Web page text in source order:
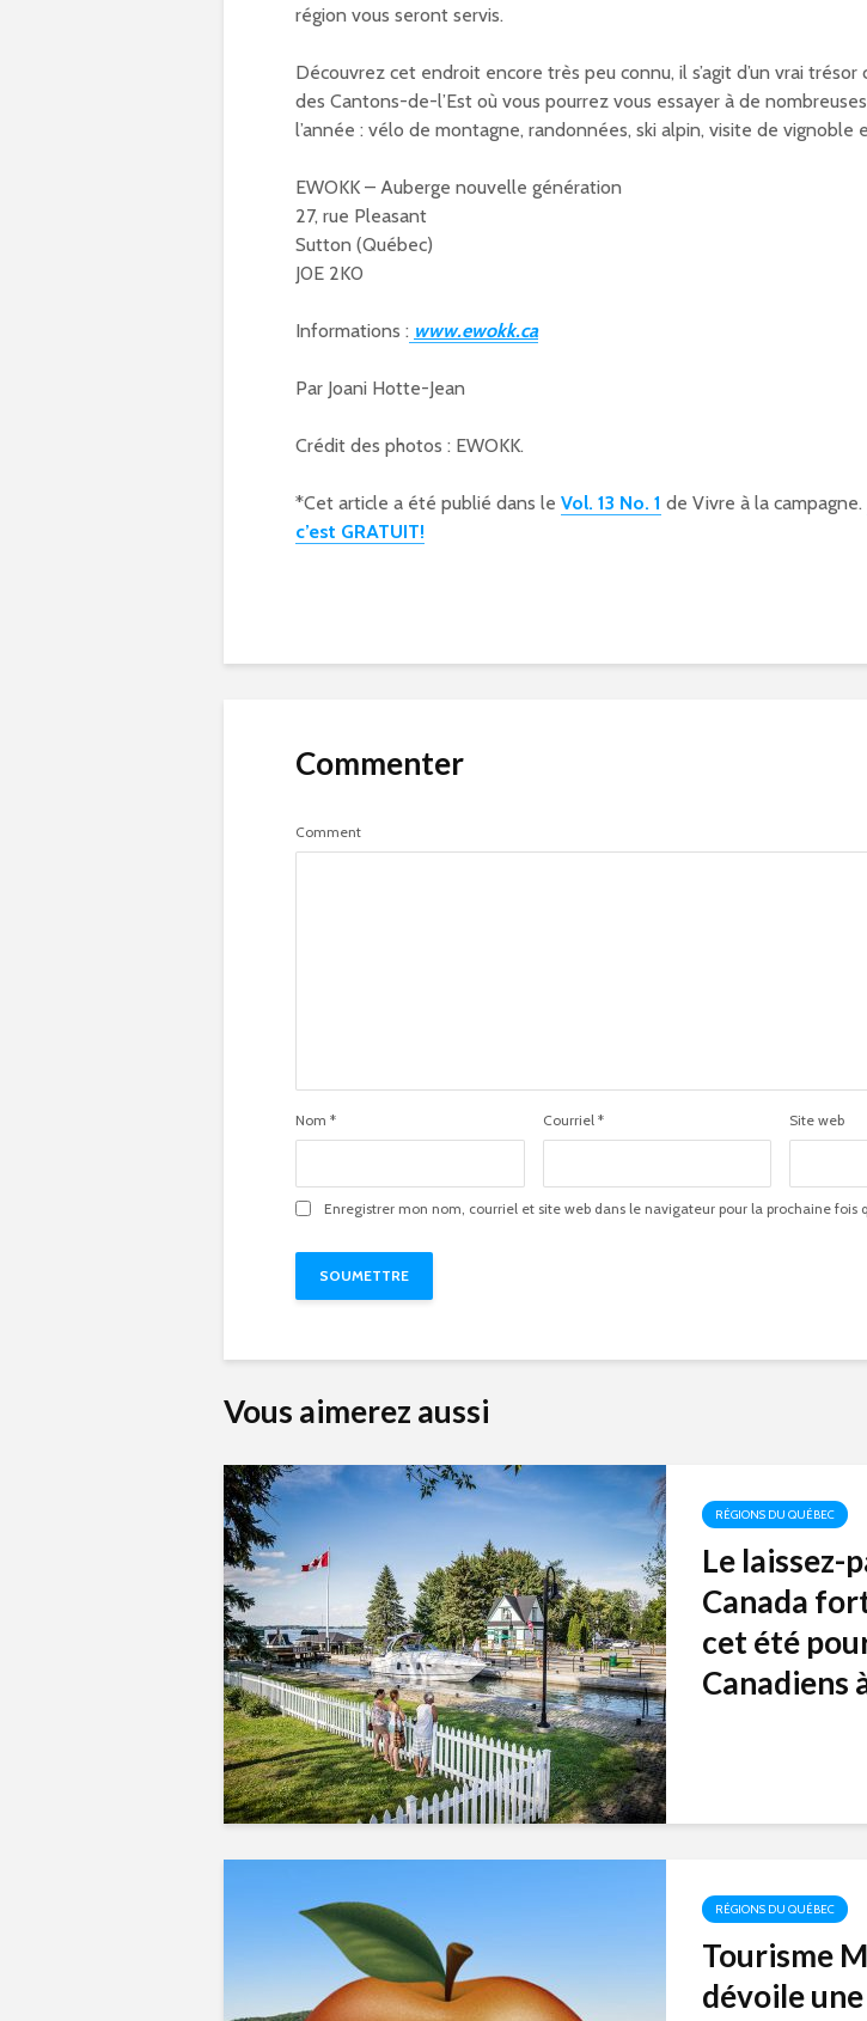
région vous seront servis.
Découvrez cet endroit encore très peu connu, il s’agit d’un vrai
des Cantons-de-l’Est où vous pourrez vous essayer à de
l’année : vélo de montagne, randonnées, ski alpin, visite de vignoble
EWOKK – Auberge nouvelle génération
27, rue Pleasant
Sutton (Québec)
J0E 2K0
Informations : www.ewokk.ca
Par Joani Hotte-Jean
Crédit des photos : EWOKK.
*Cet article a été publié dans le Vol. 13 No. 1 de Vivre à la campagne.
c’est GRATUIT!
Commenter
Comment
Nom * Courriel * Site web
Enregistrer mon nom, courriel et site web dans le navigateur pour la prochaine fois
Vous aimerez aussi
RÉGIONS DU QUÉBEC
Le laissez-
Canada
cet été
Canadiens
RÉGIONS DU QUÉBEC
Tourisme
dévoile